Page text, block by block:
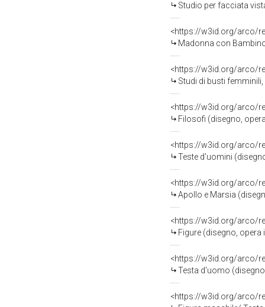
Studio per facciata vista di
<https://w3id.org/arco/
Madonna con Bambino,
<https://w3id.org/arco/
Studi di busti
<https://w3id.org/arco/
Filosofi (disegno,
<https://w3id.org/arco/
Teste d'uomini
<https://w3id.org/arco/
Apollo e Marsia
<https://w3id.org/arco/
Figure (disegno, opera
<https://w3id.org/arco/
Testa d'uomo
<https://w3id.org/arco/